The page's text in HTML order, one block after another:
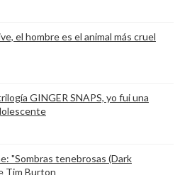
el hombre es el animal más cruel
GINGER SNAPS, yo fui una
"Sombras tenebrosas (Dark
Tim Burton